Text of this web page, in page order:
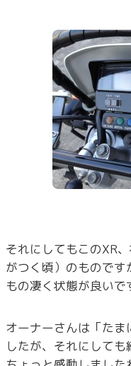
それにしてもこのXR
がつく頃）のものです
もの凄く状態が良いで
オーナーさんは「た
したが、それにしても